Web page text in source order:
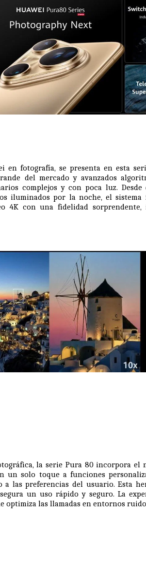
en fotografía, se presenta en esta
del mercado y avanzados
complejos y con poca luz.
iluminados por la noche, el sistema
4K con una fidelidad sorprendente,
la serie Pura 80 incorpora el
un solo toque a funciones
las preferencias del usuario. Esta
un uso rápido y seguro. La
optimiza las llamadas en entornos